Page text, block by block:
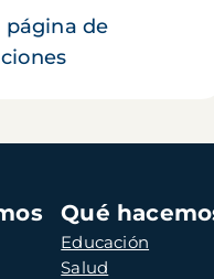
página de
Qué
Educación
Salud